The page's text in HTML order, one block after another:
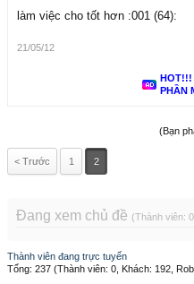
làm việc cho tốt hơn :001 (64):
21/05/12
PHẦN
(Bạn
< Trước 1 2
Đang xem chủ đề (Thành viên:
Thành viên đang trực tuyến
Tổng: 237 (Thành viên: 0, Khách: 192,